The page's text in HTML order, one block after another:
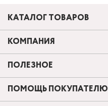
КАТАЛОГ ТОВАРОВ
КОМПАНИЯ
ПОЛЕЗНОЕ
ПОМОЩЬ ПОКУПАТЕЛЮ